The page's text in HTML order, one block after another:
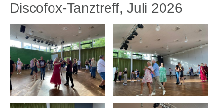
Discofox-Tanztreff, Juli 2026